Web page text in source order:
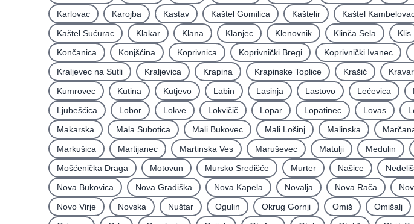
Karlovac
Karojba Kastav Kaštel Gomilica Kaštelir Kaštel
Kaštel Sućurac
Klakar Klana Klanjec Klenovnik Klinča Sela Klis
Končanica
Konjšćina Koprivnica Koprivnički Bregi Koprivnički Ivanec
Kraljevec na Sutli
Kraljevica Krapina Krapinske Toplice Krašić
Kumrovec
Kutina Kutjevo Labin Lasinja Lastovo Lećevica
Ljubešćica
Lobor Lokve Lokvičič Lopar Lopatinec Lovas
Makarska
Mala Subotica Mali Bukovec Mali Lošinj Malinska
Markušica
Martijanec Martinska Ves Maruševec Matulji Medulin
Mošćenička Draga
Motovun Mursko Središće Murter Našice
Nova Bukovica
Nova Gradiška Nova Kapela Novalja Nova Rača
Novo Virje
Novska Nuštar Ogulin Okrug Gornji Omiš Omišalj